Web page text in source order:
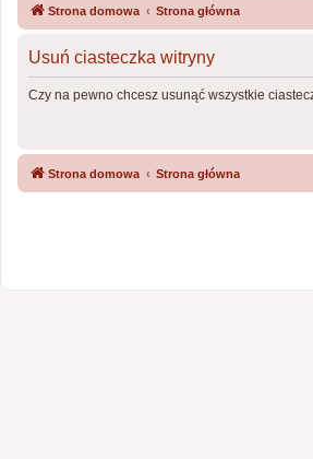
Strona domowa Strona główna
Usuń ciasteczka witryny
Czy na pewno chcesz usunąć wszystkie
Strona domowa Strona główna